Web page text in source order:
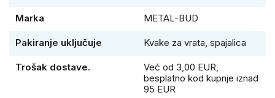
Marka METAL-BUD
Pakiranje uključuje Kvake za vrata, spajalica
Trošak dostave.
Već od 3,00 EUR,
besplatno kod kupnje iznad
95 EUR